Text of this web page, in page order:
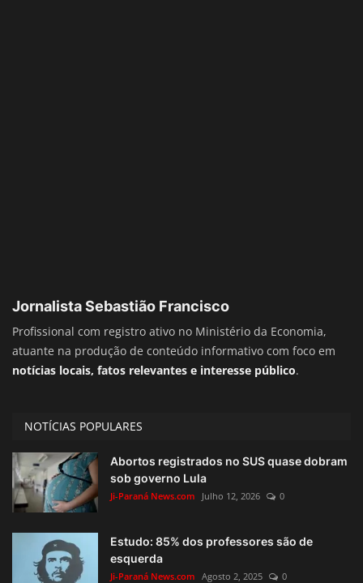
Jornalista Sebastião Francisco
Profissional com registro ativo no Ministério da Economia,
atuante na produção de conteúdo informativo com foco em
notícias locais, fatos relevantes e interesse público.
NOTÍCIAS POPULARES
Abortos registrados no SUS quase dobram
sob governo Lula
Ji-Paraná News.com Julho 12, 2026 0
Estudo: 85% dos professores são de
esquerda
Ji-Paraná News.com Agosto 2, 2025 0